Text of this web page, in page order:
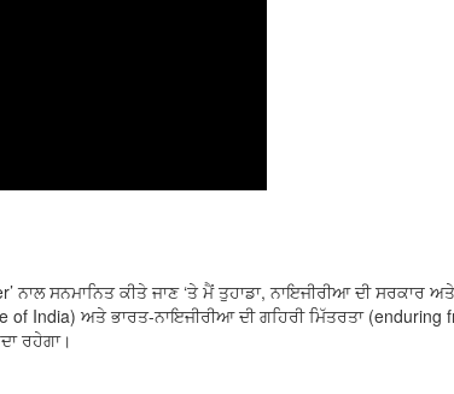
ਨਾਲ ਸਨਮਾਨਿਤ ਕੀਤੇ ਜਾਣ ‘ਤੇ ਮੈਂ ਤੁਹਾਡਾ, ਨਾਇਜੀਰੀਆ ਦੀ
India) ਅਤੇ ਭਾਰਤ-ਨਾਇਜੀਰੀਆ ਦੀ ਗਹਿਰੀ ਮਿੱਤਰਤਾ
ਰਹੇਗਾ।